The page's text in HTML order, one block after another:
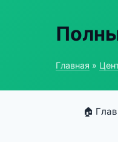
Главная »
🏠